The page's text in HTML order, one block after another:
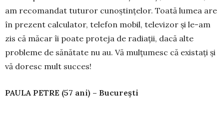
am recomandat tuturor cunoştinţelor. Toată lumea are
în prezent calculator, telefon mobil, televizor şi le-am
zis că măcar îi poate proteja de radiaţii, dacă alte
probleme de sănătate nu au. Vă mulţumesc că existaţi şi
vă doresc mult succes!
PAULA PETRE (57 ani) – Bucureşti